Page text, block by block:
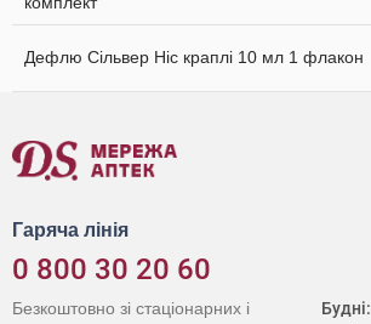
Дефлю Сільвер Ніс краплі 10 мл 1 флакон
Гаряча лінія
0 800 30 20 60
Будні:
Безкоштовно зі стаціонарних і